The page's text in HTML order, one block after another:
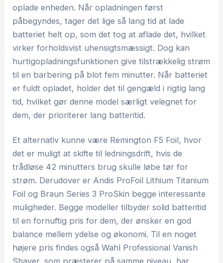
oplade enheden. Når opladningen først
påbegyndes, tager det lige så lang tid at lade
batteriet helt op, som det tog at aflade det, hvilket
virker forholdsvist uhensigtsmæssigt. Dog kan
hurtigopladningsfunktionen give tilstrækkelig strøm
til en barbering på blot fem minutter. Når batteriet
er fuldt opladet, holder det til gengæld i rigtig lang
tid, hvilket gør denne model særligt velegnet for
dem, der prioriterer lang batteritid.
Et alternativ kunne være Remington F5 Foil, hvor
det er muligt at skifte til ledningsdrift, hvis de
trådløse 42 minutters brug skulle løbe tør for
strøm. Derudover er Andis ProFoil Lithium Titanium
Foil og Braun Series 3 ProSkin begge interessante
muligheder. Begge modeller tilbyder solid batteritid
til en fornuftig pris for dem, der ønsker en god
balance mellem ydelse og økonomi. Til en noget
højere pris findes også Wahl Professional Vanish